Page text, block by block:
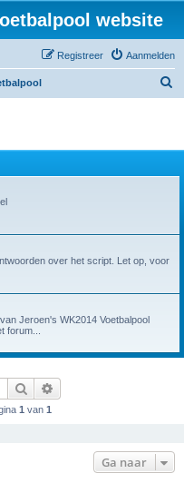
website
Aanmelden
Registreer
over het script. Let op, voor
Jeroen's WK2014 Voetbalpool
forum...
Zoek
1 van 1
Ga naar